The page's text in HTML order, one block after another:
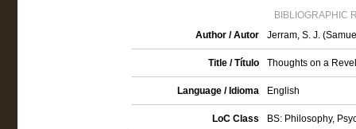
BIBLIOGRAPHIC
Author / Autor
Jerram, S. J.
Title / Título Thoughts on a
Language / Idioma English
LoC Class BS: Philosophy,